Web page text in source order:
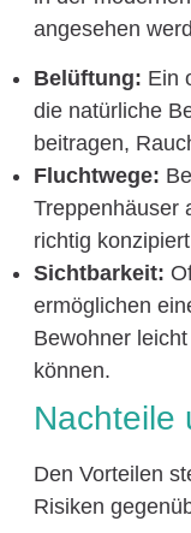
angesehen
Belüftung: Ein
die natürliche
beitragen,
Fluchtwege:
Treppenhäuser
richtig
Sichtbarkeit:
ermöglichen
Bewohner
können.
Nachteile
Den Vorteilen
Risiken